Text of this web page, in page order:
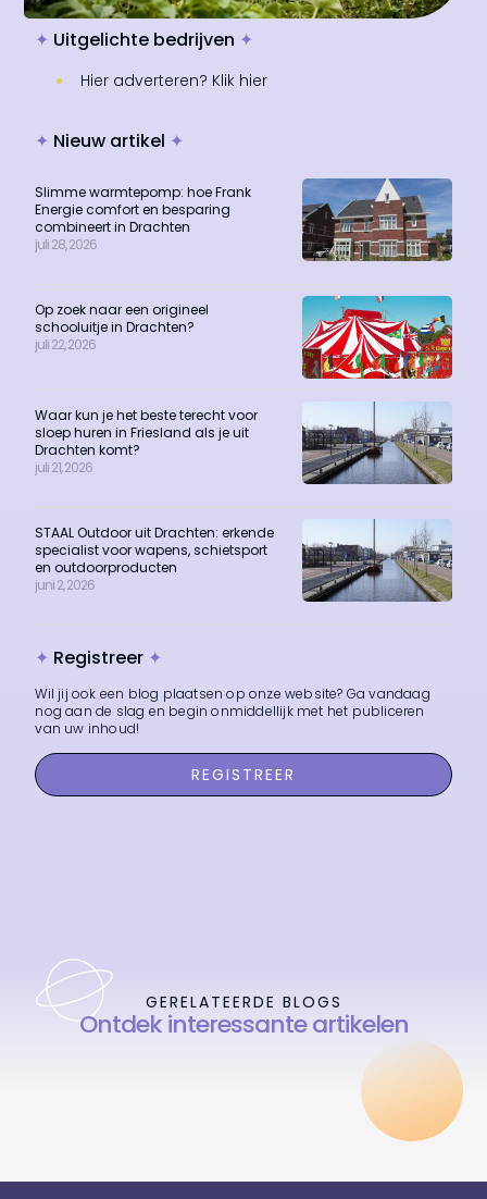
✦ Uitgelichte bedrijven ✦
Hier adverteren? Klik hier
✦ Nieuw artikel ✦
Slimme warmtepomp: hoe Frank
Energie comfort en besparing
combineert in Drachten
juli 28, 2026
Op zoek naar een origineel
schooluitje in Drachten?
juli 22, 2026
Waar kun je het beste terecht voor
sloep huren in Friesland als je uit
Drachten komt?
juli 21, 2026
STAAL Outdoor uit Drachten: erkende
specialist voor wapens, schietsport
en outdoorproducten
juni 2, 2026
✦ Registreer ✦
Wil jij ook een blog plaatsen op onze website? Ga vandaag
nog aan de slag en begin onmiddellijk met het publiceren
van uw inhoud!
REGISTREER
GERELATEERDE BLOGS
Ontdek interessante artikelen